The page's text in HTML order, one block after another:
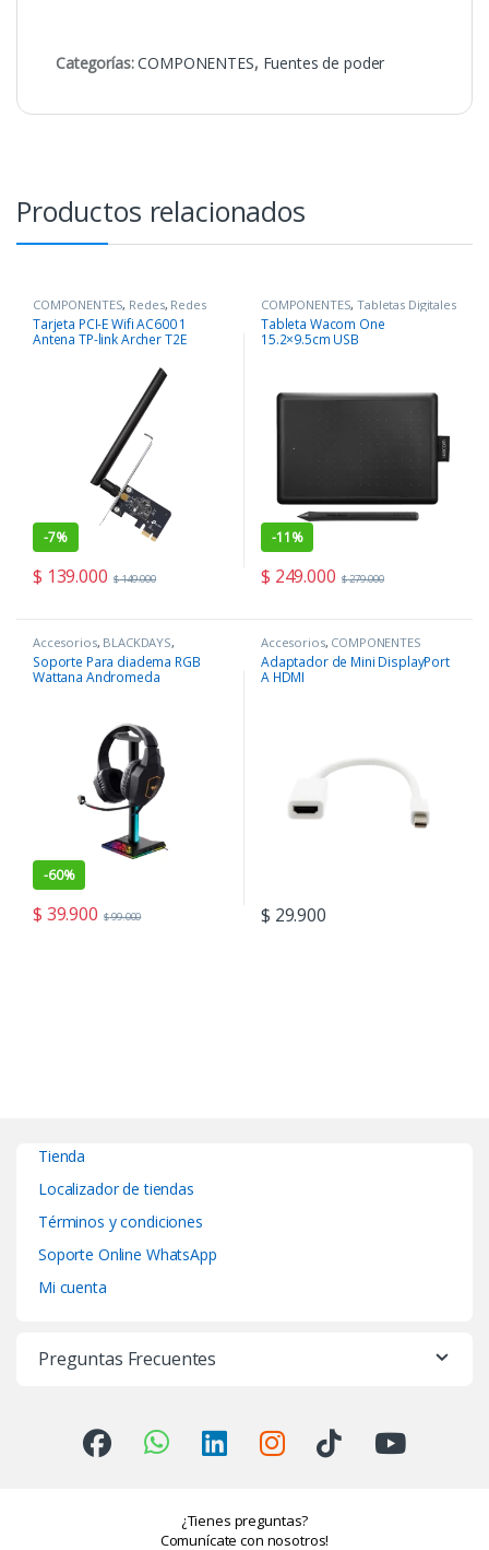
Categorías:COMPONENTES, Fuentes de poder
Productos relacionados
COMPONENTES, Redes, Redes
Tarjeta PCI-E Wifi AC600 1
Antena TP-link Archer T2E
-7%
$ 139.000 $149.000
COMPONENTES,Tabletas Digitales
Tableta Wacom One
15.2×9.5cm USB
-11%
$ 249.000 $279.000
Accesorios, BLACKDAYS,
COMPONENTES , Periféricos
Soporte Para diadema RGB
Wattana Andromeda
-60%
$ 39.900 $99.000
Accesorios, COMPONENTES
Adaptador de Mini DisplayPort
A HDMI
$ 29.900
Tienda
Localizador de tiendas
Términos y condiciones
Soporte Online WhatsApp
Mi cuenta
Preguntas Frecuentes
¿Tienes preguntas?
Comunícate con nosotros!